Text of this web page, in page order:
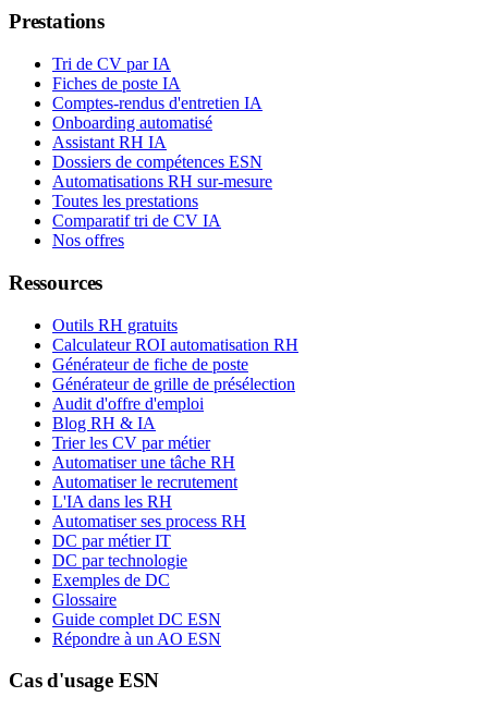
Prestations
Tri de CV par IA
Fiches de poste IA
Comptes-rendus d'entretien IA
Onboarding automatisé
Assistant RH IA
Dossiers de compétences ESN
Automatisations RH sur-mesure
Toutes les prestations
Comparatif tri de CV IA
Nos offres
Ressources
Outils RH gratuits
Calculateur ROI automatisation RH
Générateur de fiche de poste
Générateur de grille de présélection
Audit d'offre d'emploi
Blog RH & IA
Trier les CV par métier
Automatiser une tâche RH
Automatiser le recrutement
L'IA dans les RH
Automatiser ses process RH
DC par métier IT
DC par technologie
Exemples de DC
Glossaire
Guide complet DC ESN
Répondre à un AO ESN
Cas d'usage ESN